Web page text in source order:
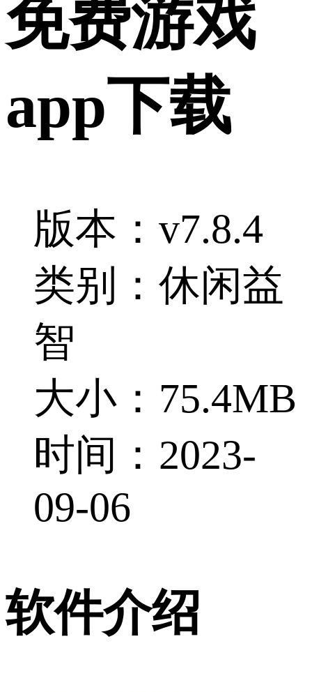
免费游戏
app下载
版本：v7.8.4
类别：休闲益
智
大小：75.4MB
时间：2023-
09-06
软件介绍